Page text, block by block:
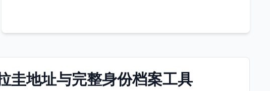
圭地址与完整身份档案工具